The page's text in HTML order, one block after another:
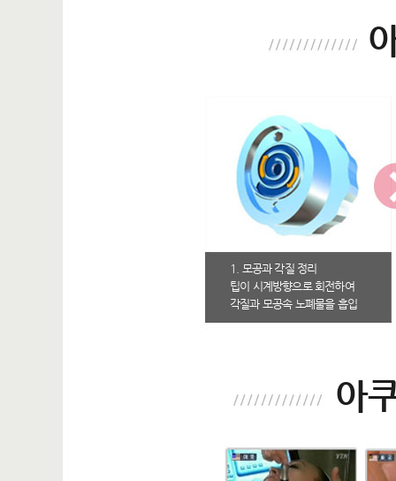
1. 모공과 각질 정리
팁이 시계방향으로 회전하여
각질과 모공속 노폐물을 흡입
아